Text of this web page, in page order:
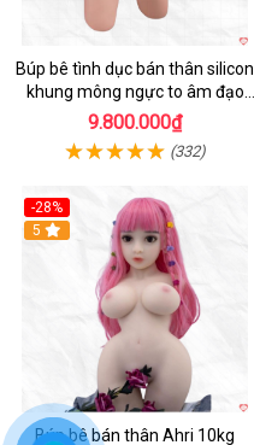
Búp bê tình dục bán thân silicon
khung mông ngực to âm đạo
khít chặt tự nhiên
9.800.000₫
(332)
-28%
5
Búp bê bán thân Ahri 10kg